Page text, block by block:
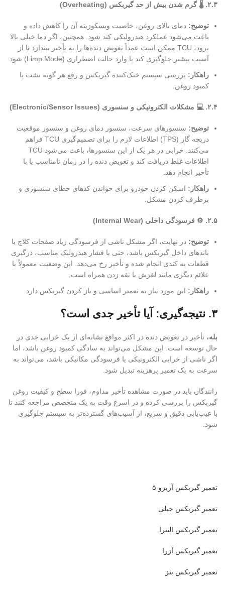
۲.۳.
🌡 ️ گرم شدن بیش از حد گیربکس (Overheating)
توضیح: دمای بالای روغن، خاصیت ویسکوزیته آن را کاهش داده و
باعث می‌شود عملکرد هیدرولیکی کند شود. همچنین، اگر دما خیلی بالا
برود، TCU ممکن است عمداً تعویض دنده‌ها را به تأخیر بیندازد تا از
آسیب بیشتر جلوگیری کند یا وارد حالت اضطراری (Limp Mode) شود.
راهکار : بررسی سیستم خنک‌کننده گیربکس و رفع هر گونه نشت یا
کمبود روغن.
۲.۴.
💻 مشکلات الکترونیکی و سنسوری (Electronic/Sensor Issues)
توضیح: سنسورهای سرعت، سنسور دمای روغن و سنسور موقعیت
دریچه گاز (TPS) اطلاعات لازم را برای تصمیم‌گیری TCU فراهم
می‌کنند. خرابی در هر یک از این سنسورها، باعث می‌شود TCU
اطلاعات غلط دریافت کند و تعویض دنده را در زمان نامناسب یا با
تأخیر انجام دهد.
راهکار : اسکن کردن خودرو برای خواندن کدهای خطای سنسوری و
برطرف کردن مشکل.
۲.۵. ⚙️ فرسودگی داخلی (Internal Wear)
توضیح: در نهایت، اگر مشکل ناشی از فرسودگی زیاد صفحات کلاچ یا
باندهای داخل گیربکس باشد، حتی با فشار هیدرولیک مناسب، درگیری
قطعات به کندی انجام شده و تأخیر رخ می‌دهد. این وضعیت معمولاً با
علائم دیگری مانند لغزش یا تقه زدن همراه است.
راهکار : این مورد نیاز به تعمیر اساسی و باز کردن گیربکس دارد.
۳. نتیجه‌گیری: آیا تأخیر جدی است؟
بله، تأخیر در تعویض دنده در اکثر مواقع نشانه‌ای از یک خرابی جدی در
حال توسعه است. این مشکل می‌تواند به سادگی کمبود روغن باشد، اما
اگر ناشی از خرابی الکترونیکی یا فرسودگی مکانیکی باشد، می‌تواند به
سرعت به یک تعمیر پرهزینه تبدیل شود.
رانندگان باید در صورت مشاهده تأخیر مداوم، فورا سطح و کیفیت روغن
گیربکس را بررسی کرده و در اسرع وقت به یک متخصص مراجعه کنند تا
با عیب‌یابی دقیق و سریع، از آسیب‌های گسترده‌تر به سیستم جلوگیری
شود.
تعمیر گیربکس آریزو ۵
تعمیر گیربکس جیلی
تعمیر گیربکس النترا
تعمیر گیربکس آزرا
تعمیر گیربکس بنز